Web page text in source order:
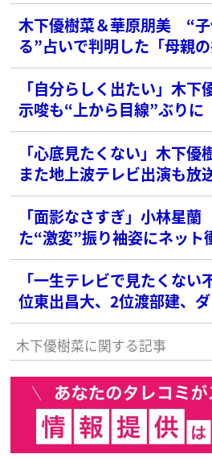
木下優樹菜＆華原朋美 “
る”占いで判明した「母親の
「自分らしく出たい」木
示唆も“上から目線”ぶりに
ぬ批判…本人はインスタで
「心底見たくない」木下
また地上波テレビ出演も放
「面影なさすぎ」小林星
た“激変”振り袖姿にネット
「一生テレビで見たくない
位東出昌大、2位渡部建、
は？
木下優樹菜に関する記事